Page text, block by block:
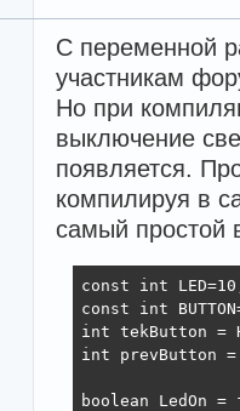
С переменной
участникам
Но при
выключение
появляется.
компилируя в
самый простой
const int
const int
int tekButton =
int prevButton =
boolean LedOn =